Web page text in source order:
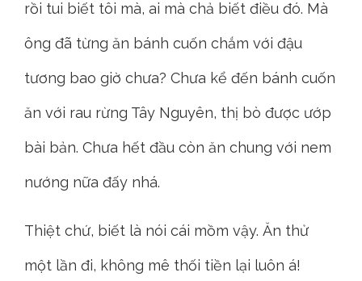
rồi tui biết tôi mà, ai mà chả biết điều đó. Mà
ông đã từng ăn bánh cuốn chắm với đậu
tương bao giờ chưa? Chưa kể đến bánh cuốn
ăn với rau rừng Tây Nguyên, thị bò được ướp
bài bản. Chưa hết đầu còn ăn chung với nem
nướng nữa đấy nhá.
Thiệt chứ, biết là nói cái mồm vậy. Ăn thử
một lần đi, không mê thối tiền lại luôn á!